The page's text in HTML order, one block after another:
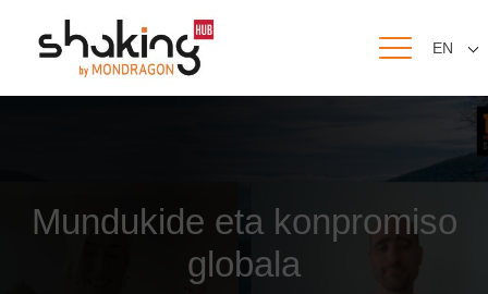
EN
Mundukide eta konpromiso
globala